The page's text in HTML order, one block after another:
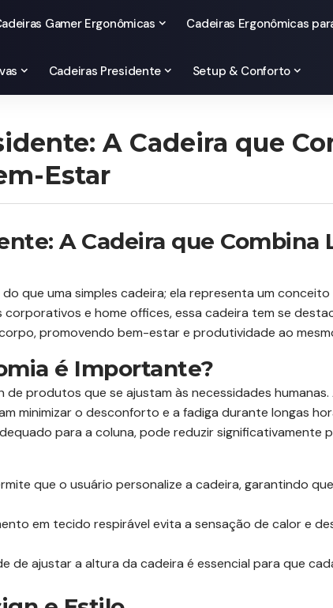
Gamer Ergonômicas Cadeiras Ergonômicas
Cadeiras Presidente Setup & Conforto
A Cadeira que
Estar
A Cadeira que Combina
do que uma simples cadeira; ela representa um
corporativos e home offices, essa cadeira tem se
promovendo bem-estar e produtividade ao
é Importante?
produtos que se ajustam às necessidades
minimizar o desconforto e a fadiga durante longas
para a coluna, pode reduzir significativamente
que o usuário personalize a cadeira, garantindo
em tecido respirável evita a sensação de calor e
de ajustar a altura da cadeira é essencial para que